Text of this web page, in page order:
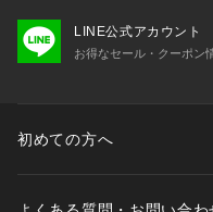
LINE公式アカウント
お得なセール・クーポン
初めての方へ